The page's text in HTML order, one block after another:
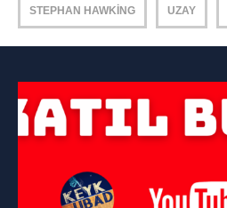
STEPHAN HAWKING UZAY